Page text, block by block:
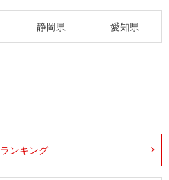
静岡県 愛知県
ランキング